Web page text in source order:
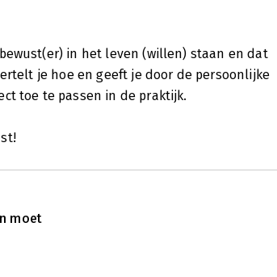
in het leven (willen) staan en dat
je hoe en geeft je door de persoonlijke
toe te passen in de praktijk.
moet